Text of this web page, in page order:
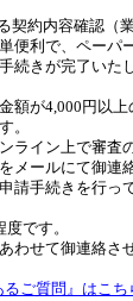
契約内容確認（
便利で、ペーパ
続きが完了いた
額が4,000円以上
。
ライン上で審査
メールにて御連
請手続きを行っ
です。
わせて御連絡さ
ご質問』はこち